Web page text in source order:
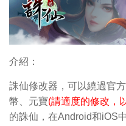
介紹：
誅仙修改器，可以繞過官
幣、元寶(請適度的修改，
的誅仙，在Android和iOS